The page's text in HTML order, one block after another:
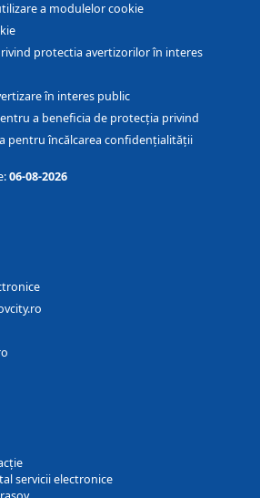
a modulelor cookie
protectia avertizorilor în interes
în interes public
a beneficia de protecția privind
pentru încălcarea confidențialității
06-08-2026
servicii electronice